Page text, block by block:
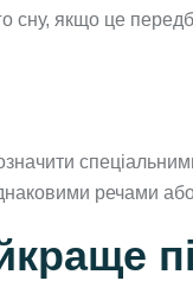
сну, якщо це
речами